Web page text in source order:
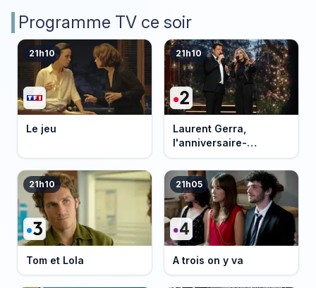
Programme TV ce soir
21h10
Le jeu
21h10
Laurent Gerra,
l'anniversaire-
événement
21h10
Tom et Lola
21h05
A trois on y va